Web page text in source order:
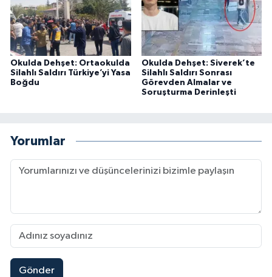
Okulda Dehşet: Ortaokulda
Silahlı Saldırı Türkiye’yi Yasa
Boğdu
Okulda Dehşet: Siverek’te
Silahlı Saldırı Sonrası
Görevden Almalar ve
Soruşturma Derinleşti
Yorumlar
Gönder